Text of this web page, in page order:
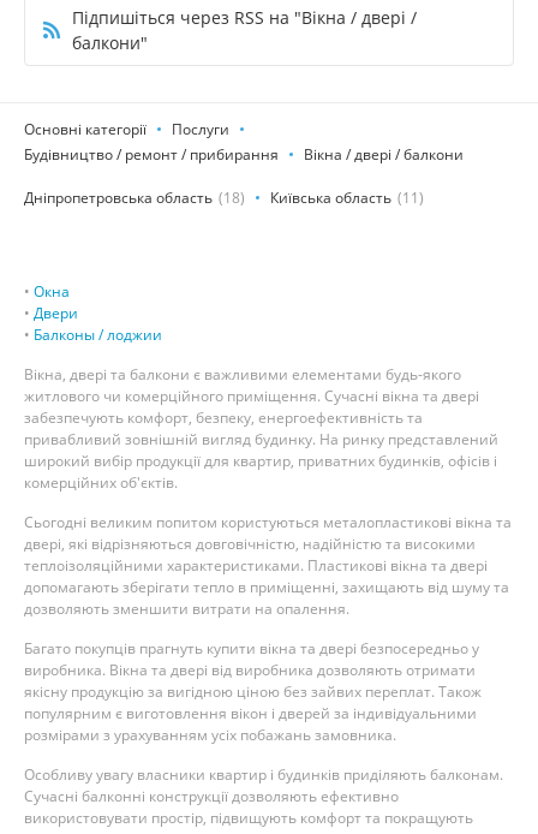
Підпишіться через RSS на "Вікна / двері /
балкони"
Основні категорії
Послуги
Будівництво / ремонт / прибирання
Вікна / двері / балкони
Дніпропетровська область (18) Київська область (11)
• Окна
• Двери
• Балконы / лоджии
Вікна, двері та балкони є важливими елементами будь-якого
житлового чи комерційного приміщення. Сучасні вікна та двері
забезпечують комфорт, безпеку, енергоефективність та
привабливий зовнішній вигляд будинку. На ринку представлений
широкий вибір продукції для квартир, приватних будинків, офісів і
комерційних об'єктів.
Сьогодні великим попитом користуються металопластикові вікна та
двері, які відрізняються довговічністю, надійністю та високими
теплоізоляційними характеристиками. Пластикові вікна та двері
допомагають зберігати тепло в приміщенні, захищають від шуму та
дозволяють зменшити витрати на опалення.
Багато покупців прагнуть купити вікна та двері безпосередньо у
виробника. Вікна та двері від виробника дозволяють отримати
якісну продукцію за вигідною ціною без зайвих переплат. Також
популярним є виготовлення вікон і дверей за індивідуальними
розмірами з урахуванням усіх побажань замовника.
Особливу увагу власники квартир і будинків приділяють балконам.
Сучасні балконні конструкції дозволяють ефективно
використовувати простір, підвищують комфорт та покращують